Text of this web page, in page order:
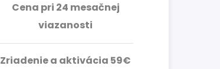
Cena pri 24 mesačnej
viazanosti
Zriadenie a aktivácia 59€